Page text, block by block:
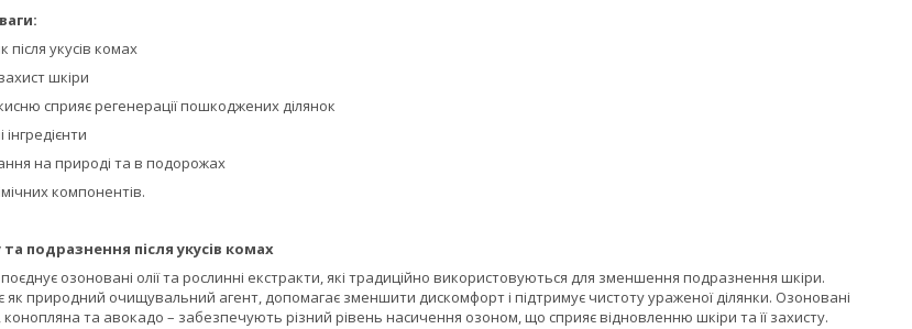
після укусів комах
шкіри
сприяє регенерації пошкоджених ділянок
на природі та в подорожах
компонентів.
подразнення після укусів комах
озоновані олії та рослинні екстракти, які традиційно використовуються для зменшення подразнення шкіри.
як природний очищувальний агент, допомагає зменшити дискомфорт і підтримує чистоту ураженої ділянки. Озоновані
конопляна та авокадо – забезпечують різний рівень насичення озоном, що сприяє відновленню шкіри та її захисту.